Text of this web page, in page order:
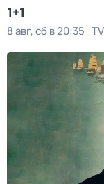
1+1
8 авг, сб в 20:35